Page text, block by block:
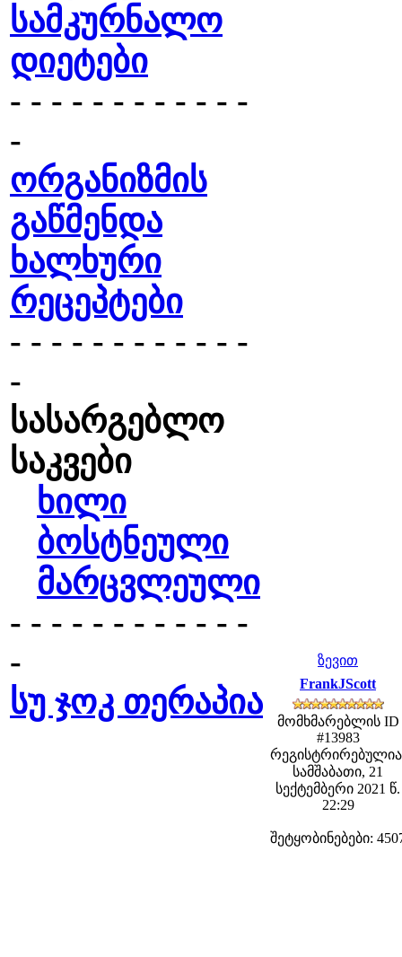
სამკურნალო
დიეტები
- - - - - - - - - - - -
-
ორგანიზმის
გაწმენდა
ხალხური
რეცეპტები
- - - - - - - - - - - -
-
სასარგებლო
საკვები
ხილი
ბოსტნეული
მარცვლეული
- - - - - - - - - - - -
-
სუ ჯოკ თერაპია
ზევით
FrankJScott
მომხმარებლის ID
#13983
სამშაბათი, 21
სექტემბერი 2021 წ.
22:29
შეტყობინებები: